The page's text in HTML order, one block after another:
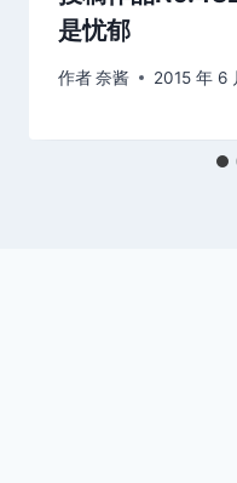
是忧郁
作者奈酱 2015 年 6